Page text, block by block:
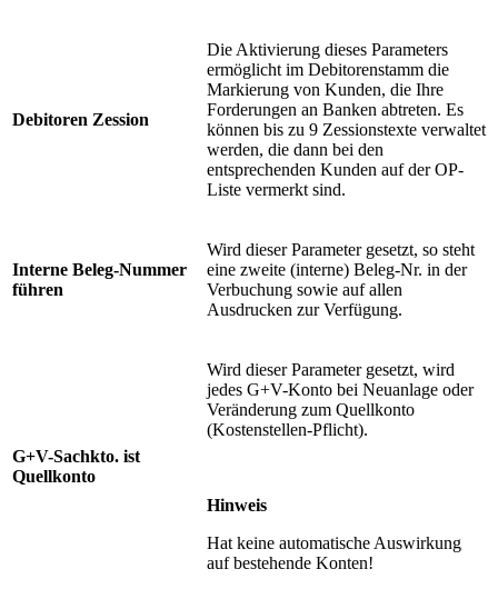
Debitoren Zession
Die Aktivierung dieses Parameters
ermöglicht im Debitorenstamm die
Markierung von Kunden, die Ihre
Forderungen an Banken abtreten. Es
können bis zu 9 Zessionstexte verwaltet
werden, die dann bei den
entsprechenden Kunden auf der OP-
Liste vermerkt sind.
Interne Beleg-Nummer
führen
Wird dieser Parameter gesetzt, so steht
eine zweite (interne) Beleg-Nr. in der
Verbuchung sowie auf allen
Ausdrucken zur Verfügung.
G+V-Sachkto. ist
Quellkonto
Wird dieser Parameter gesetzt, wird
jedes G+V-Konto bei Neuanlage oder
Veränderung zum Quellkonto
(Kostenstellen-Pflicht).
Hinweis
Hat keine automatische Auswirkung
auf bestehende Konten!